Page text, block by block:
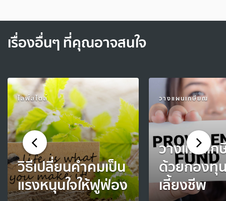
เรื่องอื่นๆ ที่คุณอาจสนใจ
ไลฟ์สไตล์
วิธีเปลี่ยนคำคมเป็น
แรงหนุนใจให้ฟูฟ่อง
วางแผนเกษียณ
วางแผนเ
ด้วยกองทุ
เลี้ยงชีพ